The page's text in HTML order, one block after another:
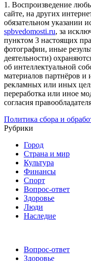
1. Воспроизведение
сайте, на других
обязательном указании
spbvedomosti.ru, за
пунктом 3 настоящих
фотографии, иные
деятельности)
об интеллектуальной
материалов партнёров
рекламных или иных
переработка или иное
согласия
Политика сбора и
Рубрики
Город
Страна и мир
Культура
Финансы
Спорт
Вопрос-ответ
Здоровье
Люди
Наследие
Вопрос-ответ
Здоровье